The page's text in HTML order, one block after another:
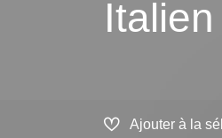
Ajouter à la